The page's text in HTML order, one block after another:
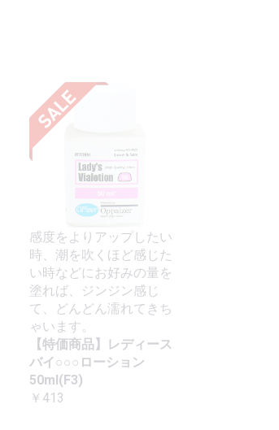
感度をよりアップしたい
時、潮を吹くほど感じた
い時などにお好みの量を
塗れば、ジンジン感じ
て、どんどん濡れてきち
ゃいます。
【特価商品】レディース
バイ○○○ローション
50ml(F3)
￥413